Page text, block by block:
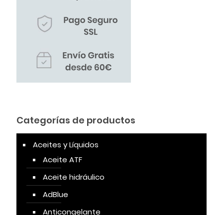
Categorías de productos
Aceites y Líquidos
Aceite ATF
Aceite hidráulico
AdBlue
Anticongelante